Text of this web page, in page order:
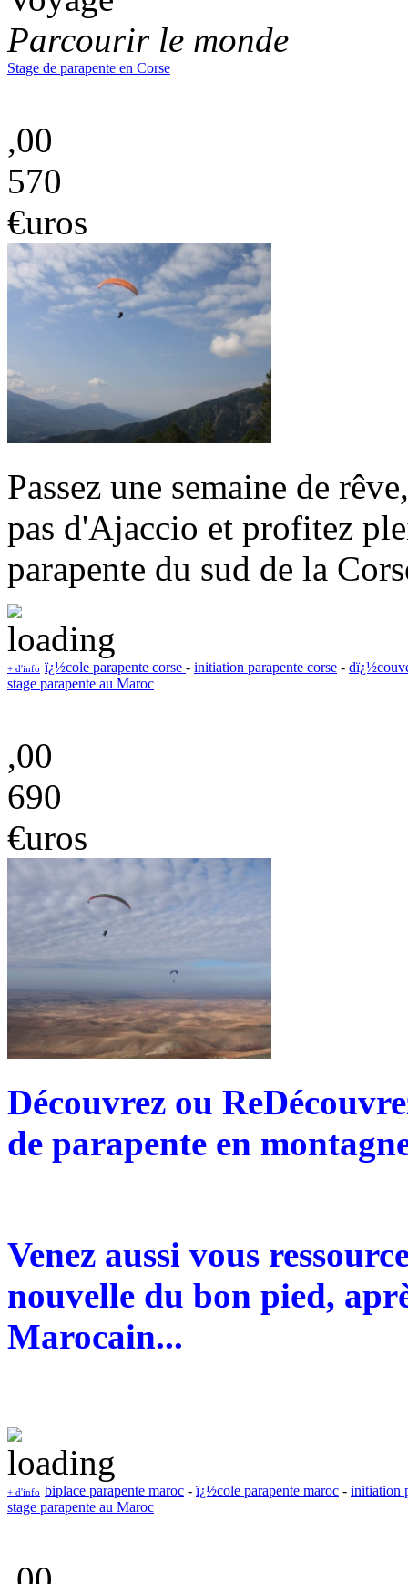
Parcourir le monde
Stage de parapente en Corse
,00
570
€uros
Passez une semaine de
pas d'Ajaccio et profitez
parapente du sud de la
+ d'info ï¿½cole parapente corse - initiation parapente corse -
stage parapente au Maroc
,00
690
€uros
Découvrez ou
de parapente en
Venez aussi vous
nouvelle du bon pied,
Marocain...
+ d'info biplace parapente maroc - ï¿½cole parapente maroc - initiation
stage parapente au Maroc